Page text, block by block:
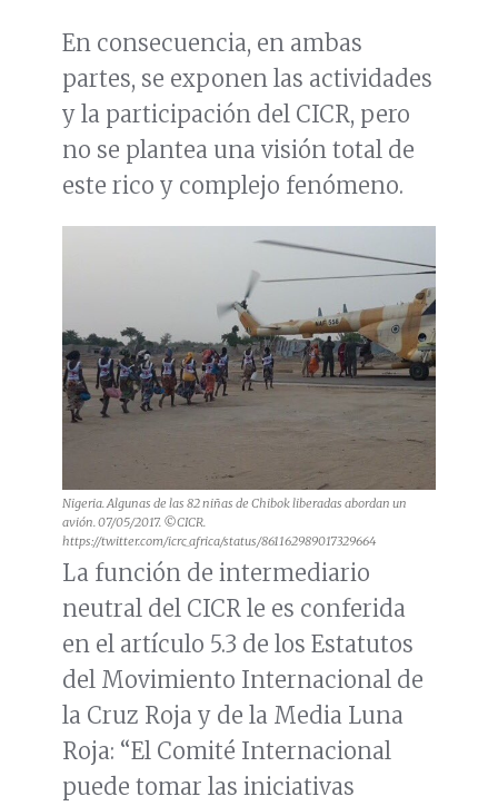
En consecuencia, en ambas
partes, se exponen las actividades
y la participación del CICR, pero
no se plantea una visión total de
este rico y complejo fenómeno.
Nigeria. Algunas de las 82 niñas de Chibok liberadas abordan un
avión. 07/05/2017. ©CICR.
https://twitter.com/icrc_africa/status/861162989017329664
La función de intermediario
neutral del CICR le es conferida
en el artículo 5.3 de los Estatutos
del Movimiento Internacional de
la Cruz Roja y de la Media Luna
Roja: “El Comité Internacional
puede tomar las iniciativas